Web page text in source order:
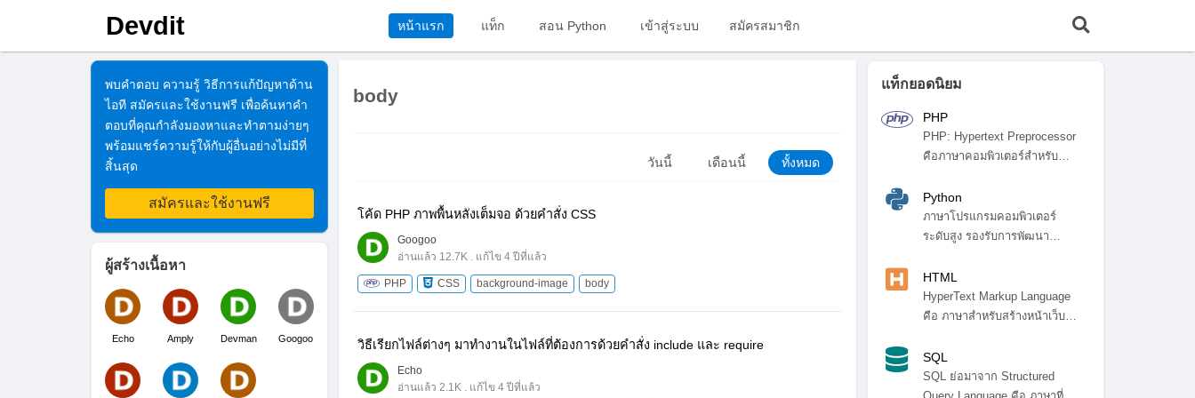
Devdit หน้าแรก แท็ก สอน Python เข้าสู่ระบบ สมัครสมาชิก
พบคำตอบ ความรู้ วิธีการแก้ปัญหาด้าน
ไอที สมัครและใช้งานฟรี เพื่อค้นหาคำ
ตอบที่คุณกำลังมองหาและทำตามง่ายๆ
พร้อมแชร์ความรู้ให้กับผู้อื่นอย่างไม่มีที่
สิ้นสุด
สมัครและใช้งานฟรี
ผู้สร้างเนื้อหา
Echo Amply Devman Googoo
body
ทั้งหมด
เดือนนี้
วันนี้
โค้ด PHP ภาพพื้นหลังเต็มจอ ด้วยคำสั่ง CSS
Googoo
อ่านแล้ว 12.7K . แก้ไข 4 ปีที่แล้ว
PHP CSS background-image body
วิธีเรียกไฟล์ต่างๆ มาทำงานในไฟล์ที่ต้องการด้วยคำสั่ง include และ require
Echo
อ่านแล้ว 2.1K . แก้ไข 4 ปีที่แล้ว
แท็กยอดนิยม
PHP
PHP: Hypertext Preprocessor
คือภาษาคอมพิวเตอร์สำหรับ
Python
ภาษาโปรแกรมคอมพิวเตอร์
ระดับสูง รองรับการพัฒนา
HTML
HyperText Markup Language
คือ ภาษาสำหรับสร้างหน้าเว็บ
SQL
SQL ย่อมาจาก Structured